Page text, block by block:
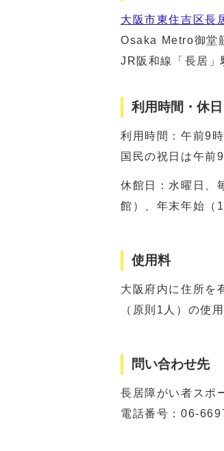
大阪市東住吉区長
Osaka Metro御堂
JR阪和線「長居
利用時間・休日
利用時間：午前9
国民の祝日は午前
休館日：水曜日、
館）、年末年始（
使用料
大阪府内に住所を
（原則1人）の使
問い合わせ先
長居障がい者スポ
電話番号： 06-